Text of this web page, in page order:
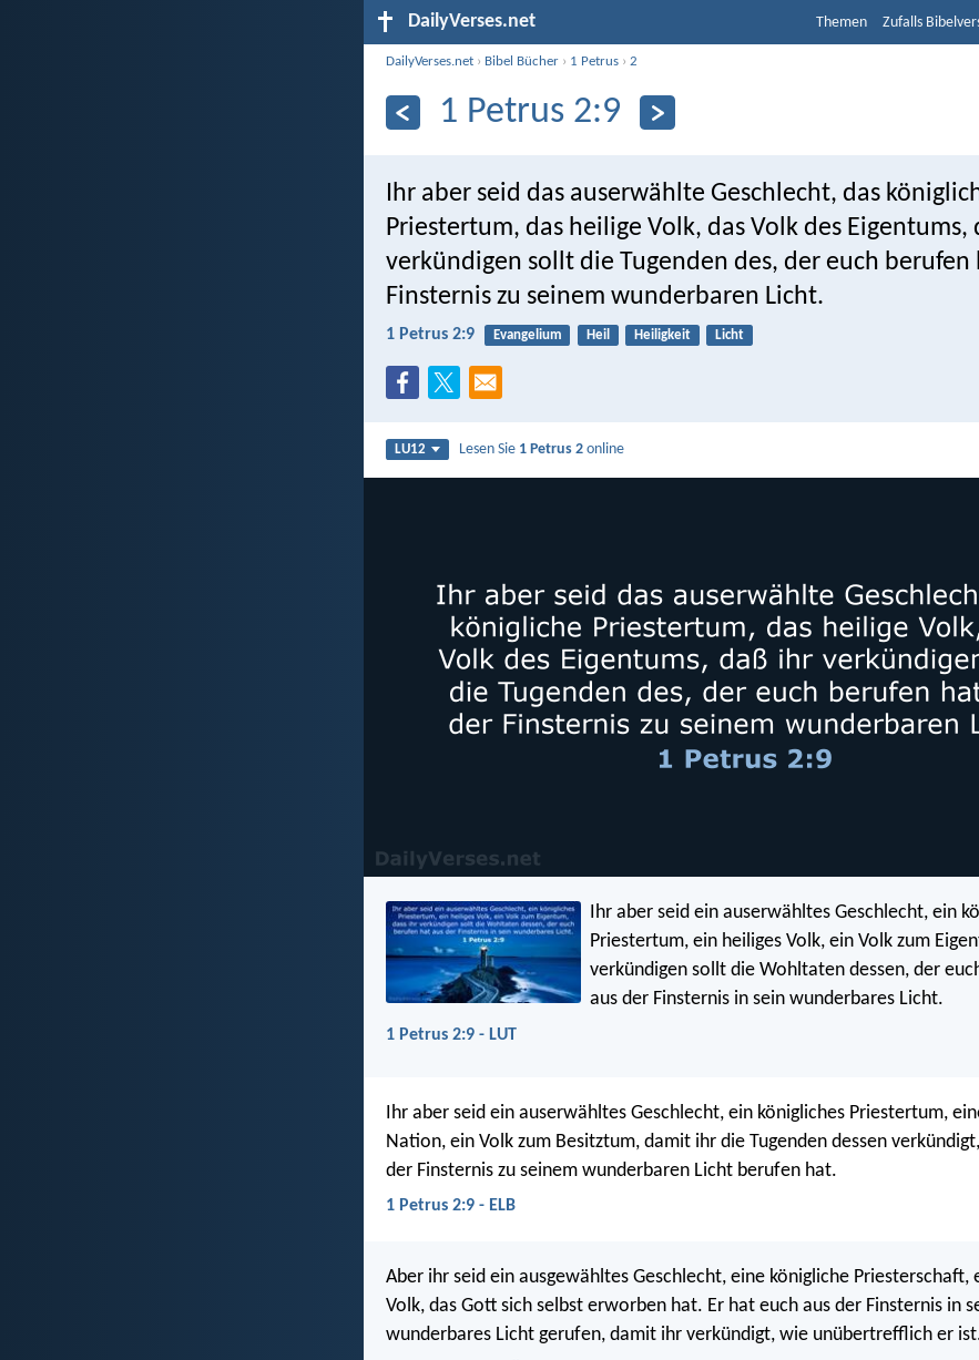
DailyVerses.net Themen Zufalls
DailyVerses.net › Bibel Bücher › 1 Petrus ›2
1 Petrus 2:9
Ihr aber seid das auserwählte Geschlecht, das
Priestertum, das heilige Volk, das Volk des Eigentums,
verkündigen sollt die Tugenden des, der euch berufen
Finsternis zu seinem wunderbaren Licht.
1 Petrus 2:9 Evangelium Heil Heiligkeit Licht
LU12 Lesen Sie 1 Petrus 2 online
Ihr aber seid ein auserwähltes Geschlecht, ein
Priestertum, ein heiliges Volk, ein Volk zum
verkündigen sollt die Wohltaten dessen, der
aus der Finsternis in sein wunderbares Licht.
1 Petrus 2:9 - LUT
Ihr aber seid ein auserwähltes Geschlecht, ein königliches Priestertum,
Nation, ein Volk zum Besitztum, damit ihr die Tugenden dessen
der Finsternis zu seinem wunderbaren Licht berufen hat.
1 Petrus 2:9 - ELB
Aber ihr seid ein ausgewähltes Geschlecht, eine königliche Priesterschaft,
Volk, das Gott sich selbst erworben hat. Er hat euch aus der Finsternis in
wunderbares Licht gerufen, damit ihr verkündigt, wie unübertrefflich er